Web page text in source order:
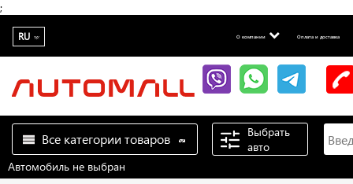
;
RU О компании Оплата и доставка
Все категории товаров
Выбрать
авто
Автомобиль не выбран